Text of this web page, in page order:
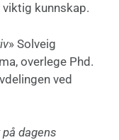
kunnskap.
» Solveig
overlege Phd.
ved
dagens